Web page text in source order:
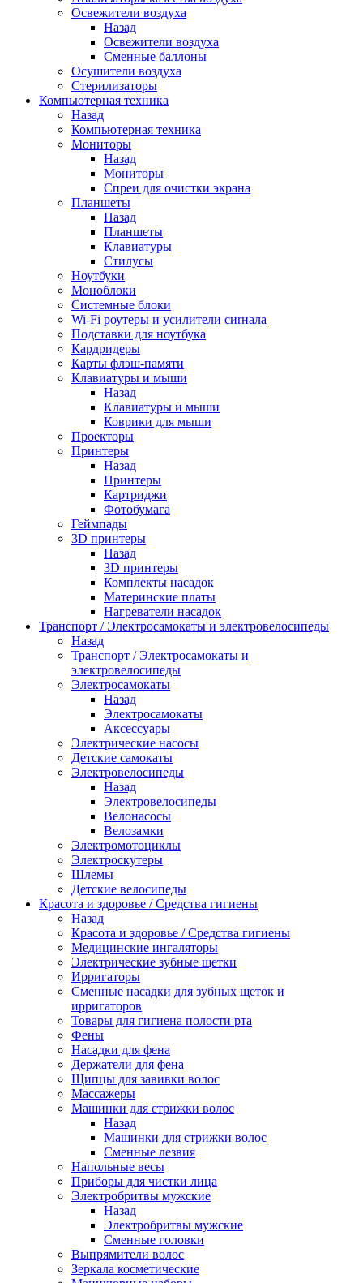
Освежители воздуха
Назад
Освежители воздуха
Сменные баллоны
Осушители воздуха
Стерилизаторы
Компьютерная техника
Назад
Компьютерная техника
Мониторы
Назад
Мониторы
Спреи для очистки экрана
Планшеты
Назад
Планшеты
Клавиатуры
Стилусы
Ноутбуки
Моноблоки
Системные блоки
Wi-Fi роутеры и усилители сиrнала
Подставки для ноутбука
Кардридеры
Карты флэш-памяти
Клавиатуры и мыши
Назад
Клавиатуры и мыши
Коврики для мыши
Проекторы
Принтеры
Назад
Принтеры
Картриджи
Фотобумага
Геймпады
3D принтеры
Назад
3D принтеры
Комплекты насадок
Материнские платы
Нагреватели насадок
Транспорт / Электросамокаты и электровелосипеды
Назад
Транспорт / Электросамокаты и
электровелосипеды
Электросамокаты
Назад
Электросамокаты
Аксессуары
Электрические насосы
Детские самокаты
Электровелосипеды
Назад
Электровелосипеды
Велонасосы
Велозамки
Электромотоциклы
Электроскутеры
Шлемы
Детские велосипеды
Красота и здоровье / Средства гигиены
Назад
Красота и здоровье / Средства гигиены
Медицинские ингаляторы
Электрические зубные щетки
Ирригаторы
Сменные насадки для зубных щеток и
ирригаторов
Товары для гигиена полости рта
Фены
Насадки для фена
Держатели для фена
Щипцы для завивки волос
Массажеры
Машинки для стрижки волос
Назад
Машинки для стрижки волос
Сменные лезвия
Напольные весы
Приборы для чистки лица
Электробритвы мужские
Назад
Электробритвы мужские
Сменные головки
Выпрямители волос
Зеркала косметические